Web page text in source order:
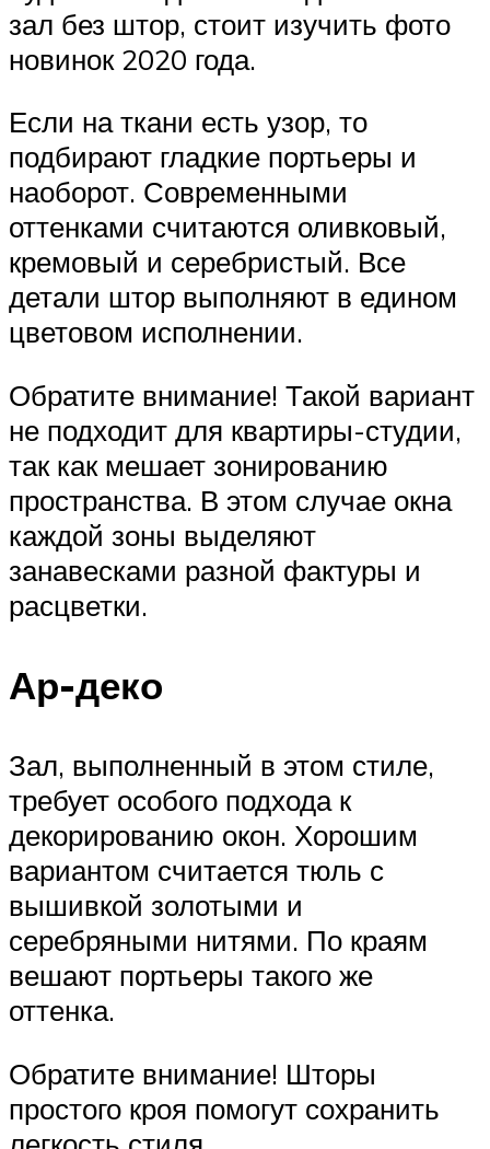
зал без штор, стоит изучить фото
новинок 2020 года.
Если на ткани есть узор, то
подбирают гладкие портьеры и
наоборот. Современными
оттенками считаются оливковый,
кремовый и серебристый. Все
детали штор выполняют в едином
цветовом исполнении.
Обратите внимание! Такой вариант
не подходит для квартиры-студии,
так как мешает зонированию
пространства. В этом случае окна
каждой зоны выделяют
занавесками разной фактуры и
расцветки.
Ар-деко
Зал, выполненный в этом стиле,
требует особого подхода к
декорированию окон. Хорошим
вариантом считается тюль с
вышивкой золотыми и
серебряными нитями. По краям
вешают портьеры такого же
оттенка.
Обратите внимание! Шторы
простого кроя помогут сохранить